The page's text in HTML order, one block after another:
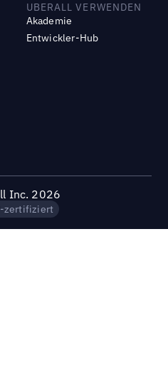
UBERALL VERWENDEN
Akademie
Entwickler-Hub
Inc. 2026
zertifiziert